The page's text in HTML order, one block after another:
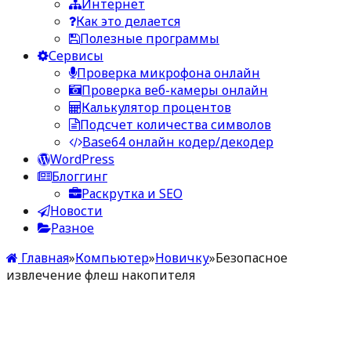
Интернет
Как это делается
Полезные программы
Сервисы
Проверка микрофона онлайн
Проверка веб-камеры онлайн
Калькулятор процентов
Подсчет количества символов
Base64 онлайн кодер/декодер
WordPress
Блоггинг
Раскрутка и SEO
Новости
Разное
Главная»Компьютер»Новичку»Безопасное
извлечение флеш накопителя